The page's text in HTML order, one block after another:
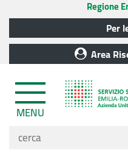
Regione
Per
Area
MENU